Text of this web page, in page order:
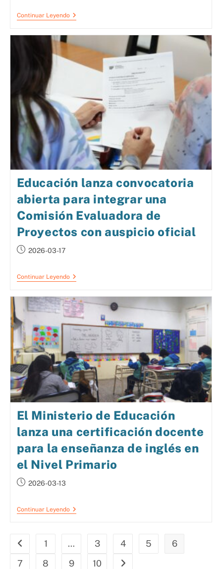
Continuar Leyendo
Educación lanza convocatoria
abierta para integrar una
Comisión Evaluadora de
Proyectos con auspicio oficial
2026-03-17
Continuar Leyendo
El Ministerio de Educación
lanza una certificación docente
para la enseñanza de inglés en
el Nivel Primario
2026-03-13
Continuar Leyendo
1 … 3 4 5
6
7
8 9 10